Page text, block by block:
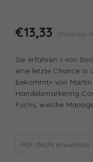
€13,33 (€14,66 Inkl.
Sie erfahren:> von
eine letzte Chance in
bekommt> von
Handelsmarketing
Fuchs, welche
PDF (Nicht